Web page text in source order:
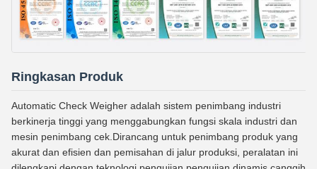
Ringkasan Produk
Automatic Check Weigher adalah sistem penimbang industri
berkinerja tinggi yang menggabungkan fungsi skala industri dan
mesin penimbang cek.Dirancang untuk penimbang produk yang
akurat dan efisien dan pemisahan di jalur produksi, peralatan ini